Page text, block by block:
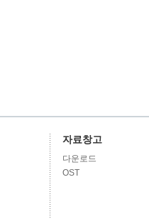
자료창고
다운로드
OST